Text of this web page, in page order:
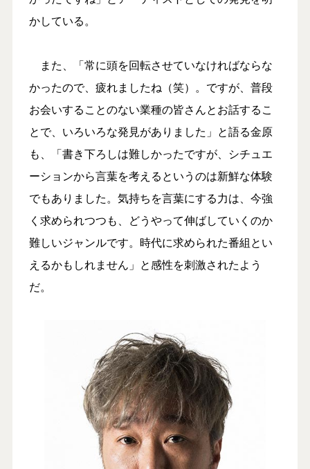
かしている。
また、「常に頭を回転させていなければならな
かったので、疲れましたね（笑）。ですが、普段
お会いすることのない業種の皆さんとお話するこ
とで、いろいろな発見がありました」と語る金原
も、「書き下ろしは難しかったですが、シチュエ
ーションから言葉を考えるというのは新鮮な体験
でもありました。気持ちを言葉にする力は、今強
く求められつつも、どうやって伸ばしていくのか
難しいジャンルです。時代に求められた番組とい
えるかもしれません」と感性を刺激されたよう
だ。